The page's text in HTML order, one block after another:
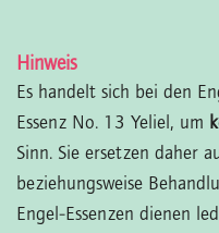
Hinweis
Es handelt sich bei den
Essenz No. 13 Yeliel, um
Sinn. Sie ersetzen daher
beziehungsweise
Engel-Essenzen dienen